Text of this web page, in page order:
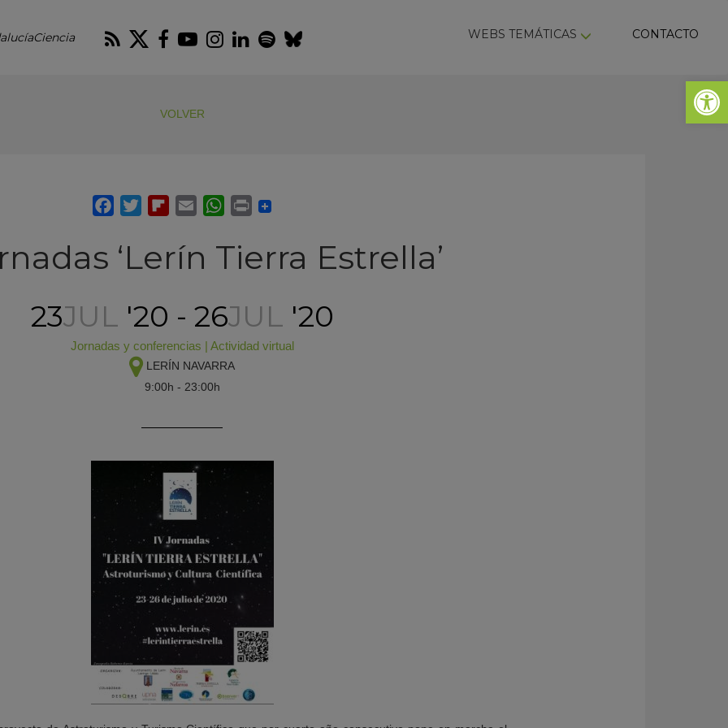
Abrir
RSS Twitter
Facebook
Youtube
Instagram
LinkedIn
Spotify
Bluesky WEBS TEMÁTICAS CONTACTO
VOLVER
‘Lerín Tierra Estrella’
23JUL '20 - 26JUL '20
Jornadas y conferencias | Actividad virtual
LERÍN NAVARRA
9:00h - 23:00h